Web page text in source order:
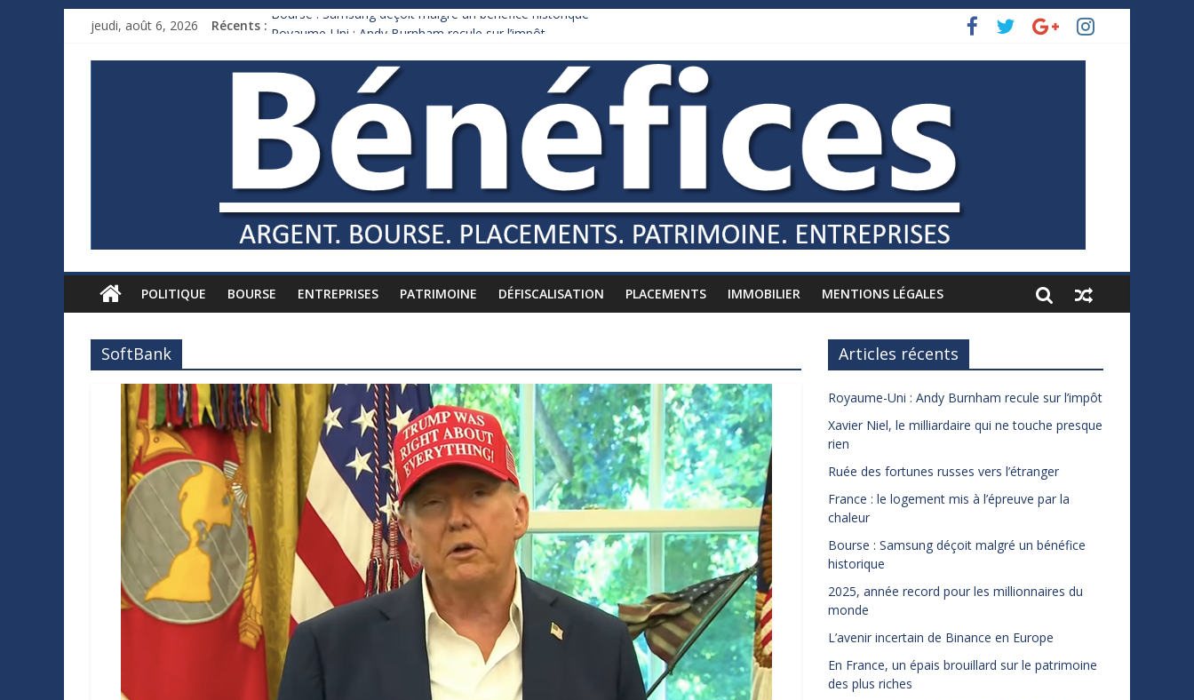
jeudi, août 6, 2026 Récents : Bourse : Samsung déçoit malgré un bénéfice historique
Xavier Niel, le milliardaire qui ne touche presque rien
Ruée des fortunes russes vers l’étranger
France : le logement mis à l’épreuve par la chaleur
POLITIQUE BOURSE ENTREPRISES PATRIMOINE DÉFISCALISATION PLACEMENTS IMMOBILIER MENTIONS LÉGALES
SoftBank Articles récents
Royaume-Uni : Andy Burnham recule sur l’impôt
Xavier Niel, le milliardaire qui ne touche presque
rien
Ruée des fortunes russes vers l’étranger
France : le logement mis à l’épreuve par la
chaleur
Bourse : Samsung déçoit malgré un bénéfice
historique
2025, année record pour les millionnaires du
monde
L’avenir incertain de Binance en Europe
En France, un épais brouillard sur le patrimoine
des plus riches